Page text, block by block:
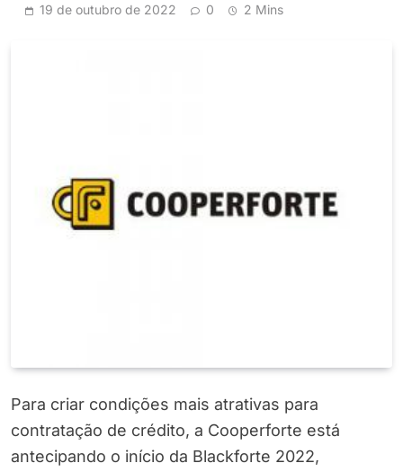
19 de outubro de 2022 0 2 Mins
Para criar condições mais atrativas para
contratação de crédito, a Cooperforte está
antecipando o início da Blackforte 2022,